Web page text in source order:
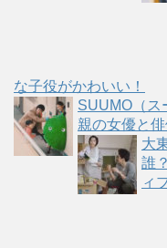
な子役がかわいい！
SUUMO（ス
親の女優と
大
誰
ィ